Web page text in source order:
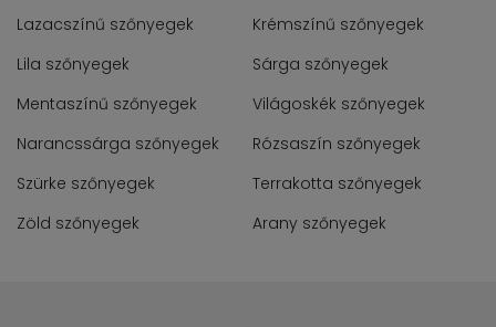
Lazacszínű szőnyegek
Krémszínű szőnyegek
Lila szőnyegek
Sárga szőnyegek
Mentaszínű szőnyegek
Világoskék szőnyegek
Narancssárga szőnyegek
Rózsaszín szőnyegek
Szürke szőnyegek
Terrakotta szőnyegek
Zöld szőnyegek
Arany szőnyegek